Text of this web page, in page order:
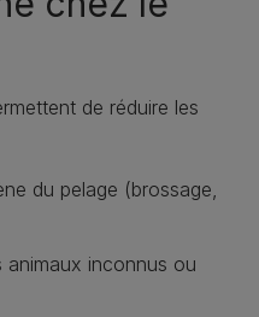
de réduire les
du pelage (brossage,
inconnus ou